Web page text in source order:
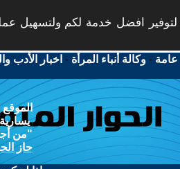
لتوفير افضل خدمة لكم ولتسهيل
عامة -وكالة أنباء المرأة - اخبار الأدب
"من
حاز